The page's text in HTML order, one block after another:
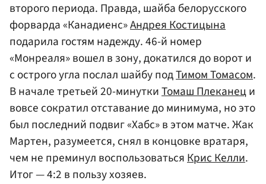
второго периода. Правда, шайба белорусского
форварда «Канадиенс»Андрея Костицына
подарила гостям надежду. 46-й номер
«Монреаля» вошел в зону, докатился до ворот и
с острого угла послал шайбу подТимом Томасом.
В начале третьей 20-минуткиТомаш Плеканеци
вовсе сократил отставание до минимума, но это
был последний подвиг «Хабс» в этом матче. Жак
Мартен, разумеется, снял в концовке вратаря,
чем не преминул воспользоватьсяКрис Келли.
Итог — 4:2 в пользу хозяев.